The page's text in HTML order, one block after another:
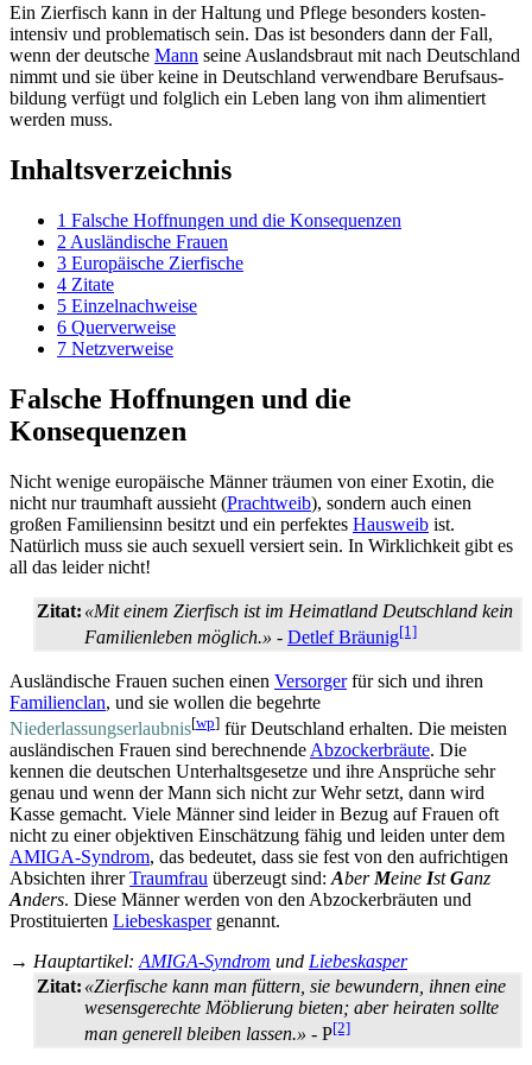
Ein Zierfisch kann in der Haltung und Pflege besonders kosten­
intensiv und problematisch sein. Das ist besonders dann der Fall,
wenn der deutsche Mann seine Auslandsbraut mit nach Deutschland
nimmt und sie über keine in Deutschland verwendbare Berufs­aus­
bildung verfügt und folglich ein Leben lang von ihm alimentiert
werden muss.
Inhaltsverzeichnis
1 Falsche Hoffnungen und die Konsequenzen
2 Ausländische Frauen
3 Europäische Zierfische
4 Zitate
5 Einzelnachweise
6 Querverweise
7 Netzverweise
Falsche Hoffnungen und die
Konsequenzen
Nicht wenige europäische Männer träumen von einer Exotin, die
nicht nur traumhaft aussieht (Prachtweib), sondern auch einen
großen Familiensinn besitzt und ein perfektes Hausweib ist.
Natürlich muss sie auch sexuell versiert sein. In Wirklichkeit gibt es
all das leider nicht!
Zitat: «Mit einem Zierfisch ist im Heimatland Deutschland kein
Familienleben möglich.» - Detlef Bräunig[1]
Ausländische Frauen suchen einen Versorgerfür sich und ihren
Familienclan, und sie wollen die begehrte
Niederlassungserlaubnis[wp] für Deutschland erhalten. Die meisten
ausländischen Frauen sind berechnende Abzocker­bräute. Die
kennen die deutschen Unterhalts­gesetze und ihre Ansprüche sehr
genau und wenn der Mann sich nicht zur Wehr setzt, dann wird
Kasse gemacht. Viele Männer sind leider in Bezug auf Frauen oft
nicht zu einer objektiven Einschätzung fähig und leiden unter dem
AMIGA-Syndrom, das bedeutet, dass sie fest von den aufrichtigen
Absichten ihrerTraumfrau überzeugt sind: Aber Meine IstGanz
Anders. Diese Männer werden von den Abzocker­bräuten und
Prostituierten Liebeskaspergenannt.
→ Hauptartikel: AMIGA-Syndrom und Liebeskasper
Zitat: «Zierfische kann man füttern, sie bewundern, ihnen eine
wesens­gerechte Möblierung bieten; aber heiraten sollte
man generell bleiben lassen.» - P[2]